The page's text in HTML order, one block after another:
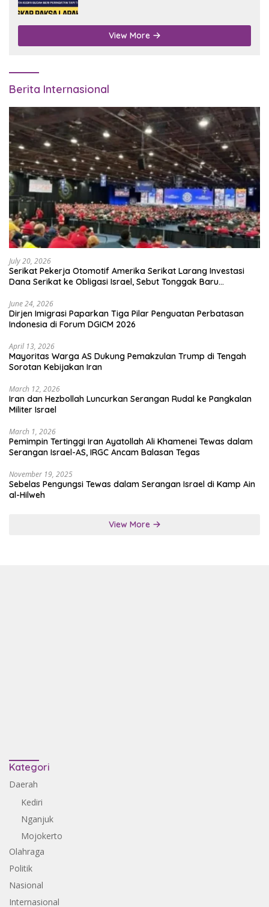
View More
Berita Internasional
July 20, 2026
Serikat Pekerja Otomotif Amerika Serikat Larang Investasi
Dana Serikat ke Obligasi Israel, Sebut Tonggak Baru
June 24, 2026
Dirjen Imigrasi Paparkan Tiga Pilar Penguatan Perbatasan
Indonesia di Forum DGICM 2026
April 13, 2026
Mayoritas Warga AS Dukung Pemakzulan Trump di Tengah
Sorotan Kebijakan Iran
March 12, 2026
Iran dan Hezbollah Luncurkan Serangan Rudal ke Pangkalan
Militer Israel
March 1, 2026
Pemimpin Tertinggi Iran Ayatollah Ali Khamenei Tewas dalam
Serangan Israel-AS, IRGC Ancam Balasan Tegas
November 19, 2025
Sebelas Pengungsi Tewas dalam Serangan Israel di Kamp Ain
al-Hilweh
View More
Kategori
Daerah
Kediri
Nganjuk
Mojokerto
Olahraga
Politik
Nasional
Internasional